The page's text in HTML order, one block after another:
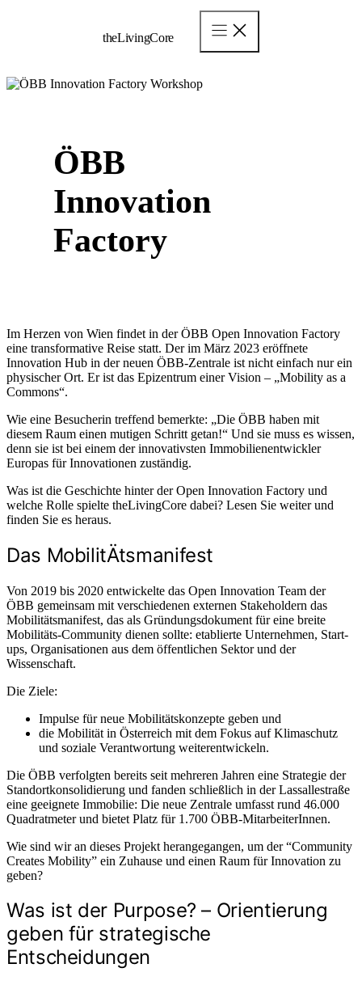
theLivingCore
ÖBB
Innovation
Factory
Im Herzen von Wien findet in der ÖBB Open Innovation Factory
eine transformative Reise statt. Der im März 2023 eröffnete
Innovation Hub in der neuen ÖBB-Zentrale ist nicht einfach nur ein
physischer Ort. Er ist das Epizentrum einer Vision – „Mobility as a
Commons“.
Wie eine Besucherin treffend bemerkte: „Die ÖBB haben mit
diesem Raum einen mutigen Schritt getan!“ Und sie muss es wissen,
denn sie ist bei einem der innovativsten Immobilienentwickler
Europas für Innovationen zuständig.
Was ist die Geschichte hinter der Open Innovation Factory und
welche Rolle spielte theLivingCore dabei? Lesen Sie weiter und
finden Sie es heraus.
Das MobilitÄtsmanifest
Von 2019 bis 2020 entwickelte das Open Innovation Team der
ÖBB gemeinsam mit verschiedenen externen Stakeholdern das
Mobilitätsmanifest, das als Gründungsdokument für eine breite
Mobilitäts-Community dienen sollte: etablierte Unternehmen, Start-
ups, Organisationen aus dem öffentlichen Sektor und der
Wissenschaft.
Die Ziele:
Impulse für neue Mobilitätskonzepte geben und
die Mobilität in Österreich mit dem Fokus auf Klimaschutz
und soziale Verantwortung weiterentwickeln.
Die ÖBB verfolgten bereits seit mehreren Jahren eine Strategie der
Standortkonsolidierung und fanden schließlich in der Lassallestraße
eine geeignete Immobilie: Die neue Zentrale umfasst rund 46.000
Quadratmeter und bietet Platz für 1.700 ÖBB-MitarbeiterInnen.
Wie sind wir an dieses Projekt herangegangen, um der “Community
Creates Mobility” ein Zuhause und einen Raum für Innovation zu
geben?
Was ist der Purpose? – Orientierung
geben für strategische
Entscheidungen